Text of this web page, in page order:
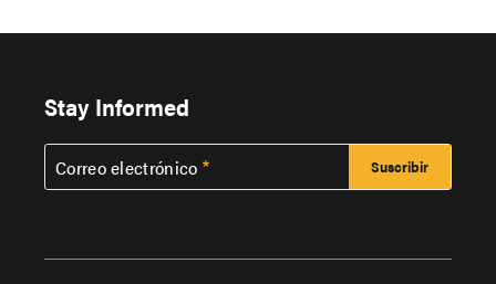
Stay Informed
Correo electrónico